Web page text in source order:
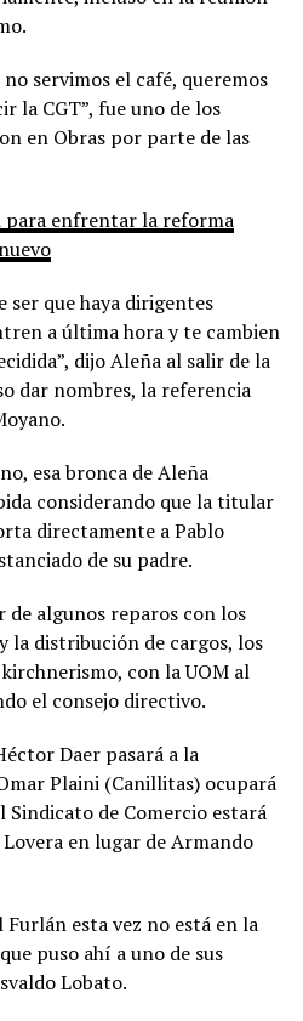
servimos el café, queremos
la CGT”, fue uno de los
en Obras por parte de las
para enfrentar la reforma
ser que haya dirigentes
a última hora y te cambien
dijo Aleña al salir de la
dar nombres, la referencia
esa bronca de Aleña
considerando que la titular
directamente a Pablo
de su padre.
de algunos reparos con los
distribución de cargos, los
con la UOM al
el consejo directivo.
Daer pasará a la
Plaini (Canillitas) ocupará
Sindicato de Comercio estará
en lugar de Armando
esta vez no está en la
puso ahí a uno de sus
Lobato.